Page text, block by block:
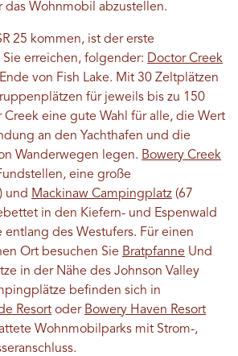
das Wohnmobil abzustellen.
25 kommen, ist der erste
erreichen, folgender: Doctor Creek
von Fish Lake. Mit 30 Zeltplätzen
für jeweils bis zu 150
Creek eine gute Wahl für alle, die Wert
an den Yachthafen und die
Wanderwegen legen. Bowery Creek
eine große
und Mackinaw Campingplatz (67
in den Kiefern- und Espenwald
entlang des Westufers. Für einen
Ort besuchen Sie Bratpfanne Und
in der Nähe des Johnson Valley
befinden sich in
Resort oder Bowery Haven Resort
Wohnmobilparks mit Strom-,